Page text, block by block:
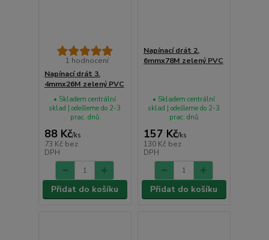
1 hodnocení
Napínací drát 3.
4mmx26M zelený PVC
88 Kč/ks
73 Kč bez
DPH
• Skladem centrální
sklad | odešleme do 2-3
prac. dnů
Přidat do košíku
Napínací drát 2.
6mmx78M zelený PVC
157 Kč/ks
130 Kč bez
DPH
• Skladem centrální
sklad | odešleme do 2-3
prac. dnů
Přidat do košíku